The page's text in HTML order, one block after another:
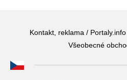
Kontakt, reklama / Portaly.info
Všeobecné